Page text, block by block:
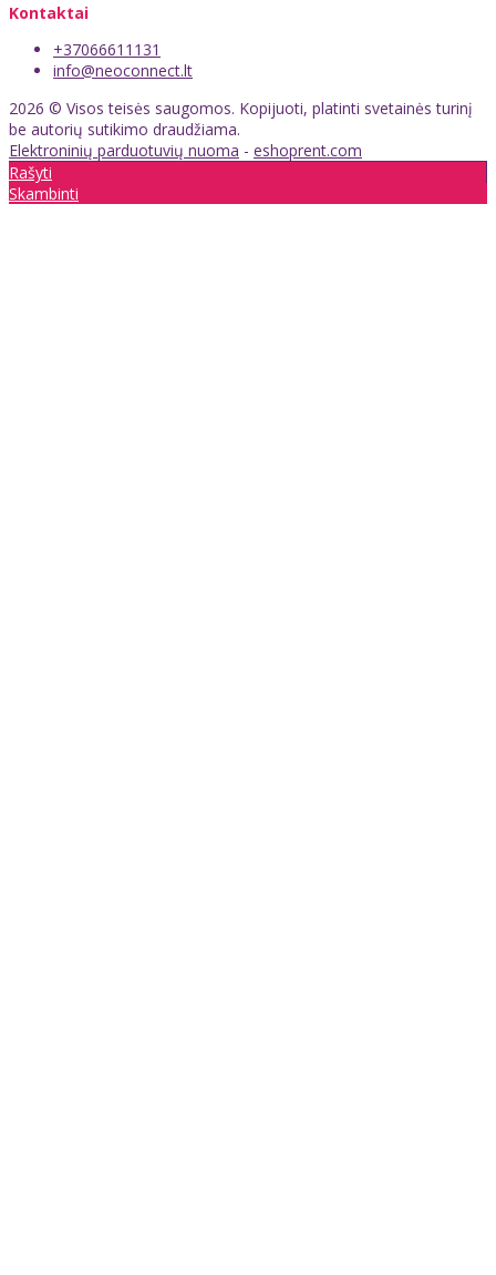
Kontaktai
+37066611131
info@neoconnect.lt
2026 © Visos teisės saugomos. Kopijuoti, platinti svetainės turinį
be autorių sutikimo draudžiama.
Elektroninių parduotuvių nuoma - eshoprent.com
Rašyti
Skambinti